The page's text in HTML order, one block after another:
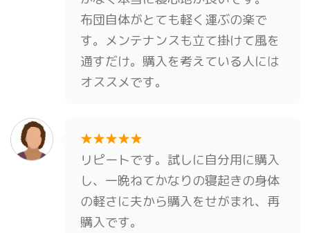
布団自体がとても軽く運ぶの楽で
す。メンテナンスも立て掛けて風を
通すだけ。購入を考えている人には
オススメです。
★★★★★
リピートです。試しに自分用に購入
し、一晩ねてかなりの寝起きの身体
の軽さに夫から購入をせがまれ、再
購入です。